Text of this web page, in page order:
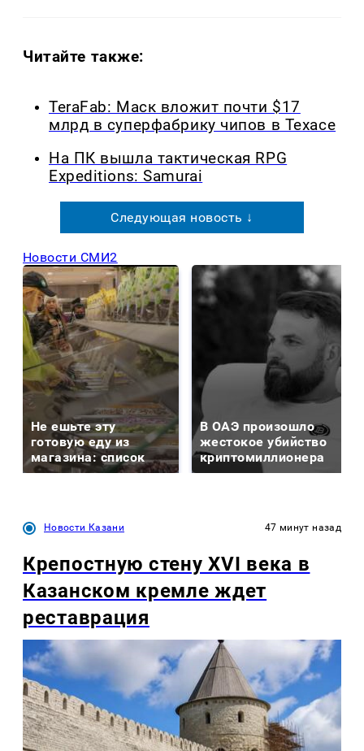
Читайте также:
TeraFab: Маск вложит почти $17
млрд в суперфабрику чипов в Техасе
На ПК вышла тактическая RPG
Expeditions: Samurai
Следующая новость ↓
Новости СМИ2
Не ешьте эту
готовую еду из
магазина: список
В ОАЭ произошло
жестокое убийство
криптомиллионера
Новости Казани 47 минут назад
Крепостную стену XVI века в
Казанском кремле ждет
реставрация